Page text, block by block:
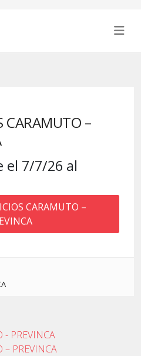
CARAMUTO –
el 7/7/26 al
CARAMUTO –
- PREVINCA
– PREVINCA